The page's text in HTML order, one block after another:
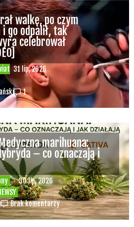
31 lip, 2026
walkę, po czym
go odpalił, tak
celebrował
1
30 lip, 2026
marihuana:
– co oznaczają i
Brak komentarzy